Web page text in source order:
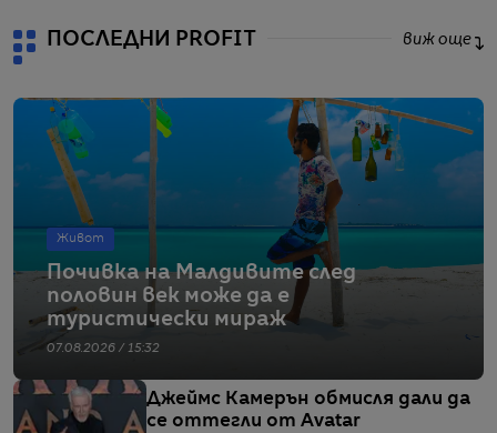
ПОСЛЕДНИ PROFIT виж още
Живот
Почивка на Малдивите след
половин век може да е
туристически мираж
07.08.2026 / 15:32
Джеймс Камерън обмисля дали да
се оттегли от Avatar